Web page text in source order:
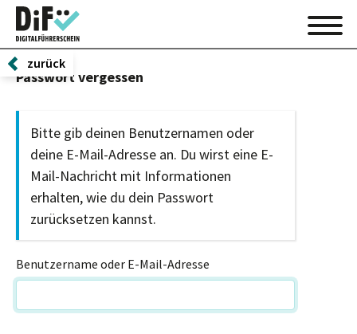
zurück
Passwort vergessen
Bitte gib deinen Benutzernamen oder
deine E-Mail-Adresse an. Du wirst eine E-
Mail-Nachricht mit Informationen
erhalten, wie du dein Passwort
zurücksetzen kannst.
Benutzername oder E-Mail-Adresse